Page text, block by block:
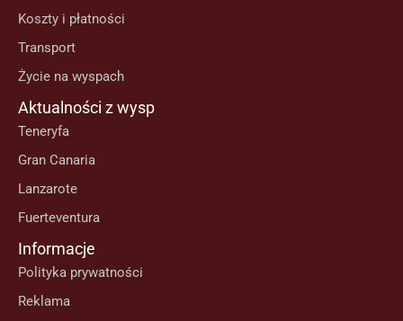
Koszty i płatności
Transport
Życie na wyspach
Aktualności z wysp
Teneryfa
Gran Canaria
Lanzarote
Fuerteventura
Informacje
Polityka prywatności
Reklama